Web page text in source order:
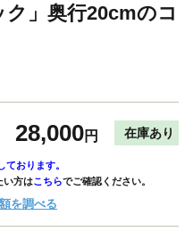
」奥行20cmのコ
28,000円 在庫あり
ております。
い方はこちらでご確認ください。
額を調べる